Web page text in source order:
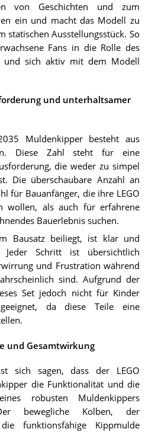
von Geschichten und zum
ein und macht das Modell zu
statischen Ausstellungsstück. So
Fans in die Rolle des
und sich aktiv mit dem Modell
und unterhaltsamer
Muldenkipper besteht aus
Diese Zahl steht für eine
die weder zu simpel
Die überschaubare Anzahl an
für Bauanfänger, die ihre LEGO
wollen, als auch für erfahrene
Bauerlebnis suchen.
Bausatz beiliegt, ist klar und
Schritt ist übersichtlich
und Frustration während
sind. Aufgrund der
Set jedoch nicht für Kinder
da diese Teile eine
und Gesamtwirkung
sich sagen, dass der LEGO
die Funktionalität und die
robusten Muldenkippers
bewegliche Kolben, der
funktionsfähige Kippmulde